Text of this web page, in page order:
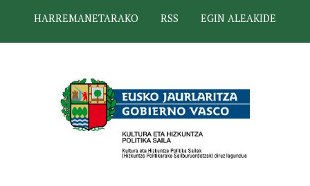
HARREMANETARAKO
RSS EGIN ALEAKIDE